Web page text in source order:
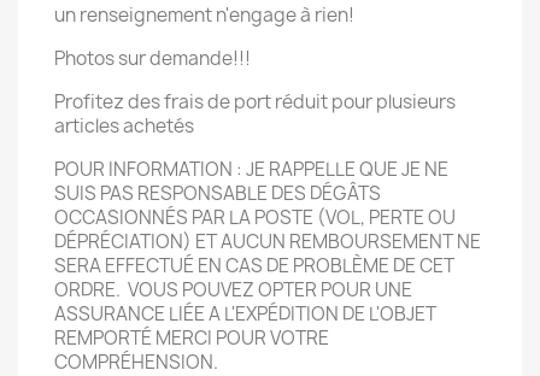
un renseignement n'engage à rien!
Photos sur demande!!!
Profitez des frais de port réduit pour plusieurs
articles achetés
POUR INFORMATION : JE RAPPELLE QUE JE NE
SUIS PAS RESPONSABLE DES DÉGÂTS
OCCASIONNÉS PAR LA POSTE (VOL, PERTE OU
DÉPRÉCIATION) ET AUCUN REMBOURSEMENT NE
SERA EFFECTUÉ EN CAS DE PROBLÈME DE CET
ORDRE. VOUS POUVEZ OPTER POUR UNE
ASSURANCE LIÉE A L'EXPÉDITION DE L'OBJET
REMPORTÉ MERCI POUR VOTRE
COMPRÉHENSION.